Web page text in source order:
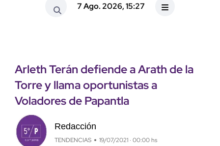
7 Ago. 2026, 15:27
Arleth Terán defiende a Arath de la
Torre y llama oportunistas a
Voladores de Papantla
Redacción
TENDENCIAS 19/07/2021 · 00:00 hs